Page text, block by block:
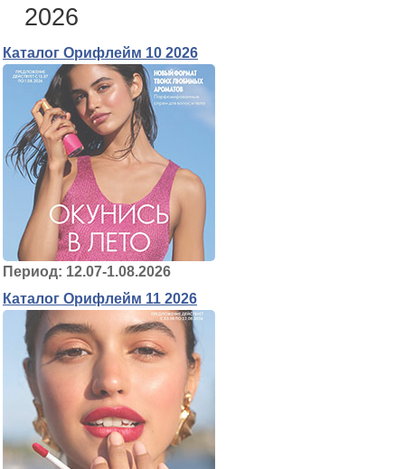
2026
Каталог Орифлейм 10 2026
Период: 12.07-1.08.2026
Каталог Орифлейм 11 2026